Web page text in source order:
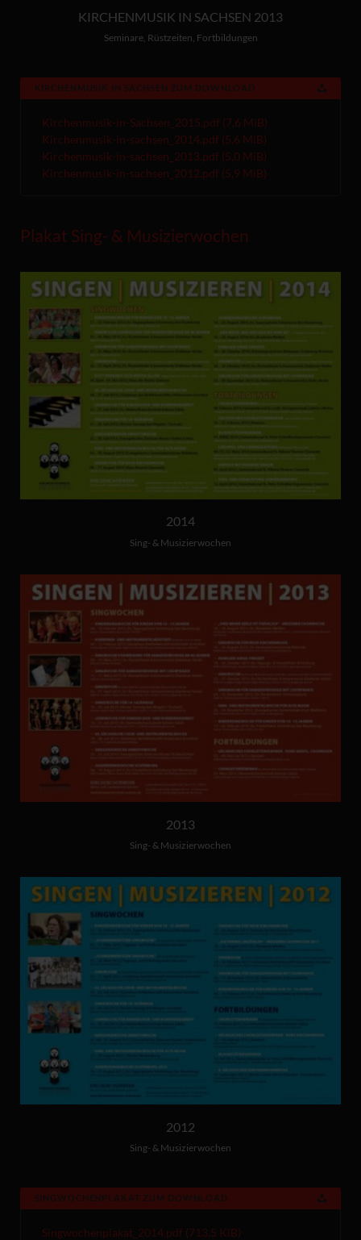
KIRCHENMUSIK IN SACHSEN 2013
Seminare, Rüstzeiten, Fortbildungen
KIRCHENMUSIK IN SACHSEN ZUM DOWNLOAD
Kirchenmusik-in-Sachsen_2015.pdf (7,6 MiB)
Kirchenmusik-in-sachsen_2014.pdf (5,6 MiB)
Kirchenmusik-in-sachsen_2013.pdf (5,0 MiB)
Kirchenmusik-in-sachsen_2012.pdf (5,9 MiB)
Plakat Sing- & Musizierwochen
2014
Sing- & Musizierwochen
2013
Sing- & Musizierwochen
2012
Sing- & Musizierwochen
SINGWOCHENPLAKAT ZUM DOWNLOAD
Singwochenplakat_2014.pdf (713,5 KiB)